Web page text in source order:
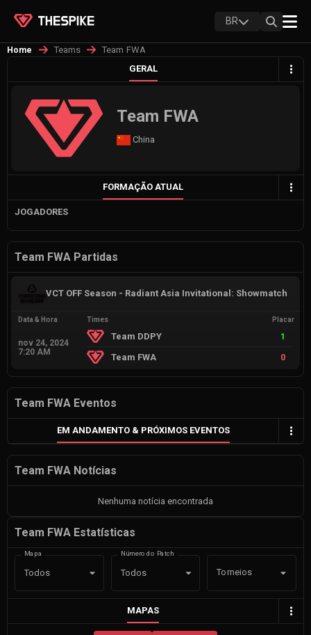
BR
Home Teams
Team FWA
GERAL
Team FWA
China
FORMAÇÃO ATUAL
JOGADORES
Team FWA Partidas
VCT OFF Season - Radiant Asia Invitational: Showmatch
Data & Hora
nov 24, 2024
7:20 AM
Times Placar
Team DDPY
1
Team FWA
0
Team FWA Eventos
EM ANDAMENTO & PRÓXIMOS EVENTOS
Team FWA Notícias
Nenhuma notícia encontrada
Team FWA Estatísticas
Mapa
Todos
Número do Patch
Todos Torneios
MAPAS